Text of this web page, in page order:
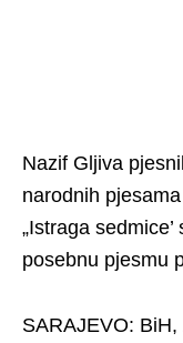
Nazif Gljiva
narodnih
„Istraga
posebnu pjesmu
SARAJEVO: